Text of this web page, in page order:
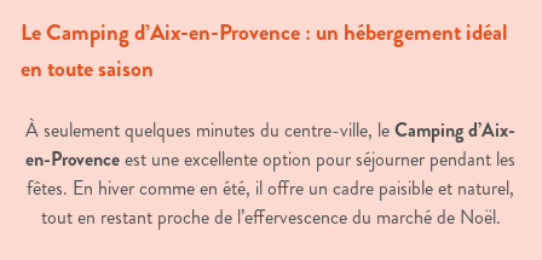
Le Camping d’Aix-en-Provence : un hébergement idéal
en toute saison
À seulement quelques minutes du centre-ville, leCamping d’Aix-
en-Provenceest une excellente option pour séjourner pendant les
fêtes. En hiver comme en été, il offre un cadre paisible et naturel,
tout en restant proche de l’effervescence du marché de Noël.